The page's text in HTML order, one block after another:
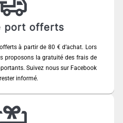
port offerts
à partir de 80 € d’achat. Lors
proposons la gratuité des frais de
Suivez nous sur Facebook
informé.